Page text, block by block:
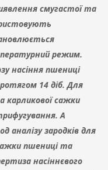
смугастої та
режим.
насіння пшениці
14 діб. Для
карликової сажки
А
аналізу зародків для
пшениці та
насіннєвого